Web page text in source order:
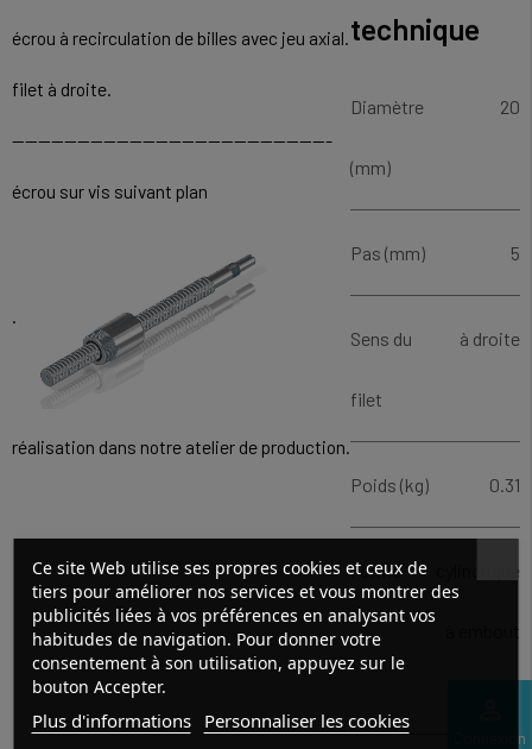
Connexion
écrou à recirculation de billes avec jeu axial.
filet à droite.
-------------------------------------------------
écrou sur vis suivant plan
réalisation dans notre atelier de production.
technique
Diamètre
(mm)
20
Pas (mm) 5
Sens du
filet
à droite
Poids (kg) 0.31
Forme cylindrique
à embout
Ce site Web utilise ses propres cookies et ceux de
tiers pour améliorer nos services et vous montrer des
publicités liées à vos préférences en analysant vos
habitudes de navigation. Pour donner votre
consentement à son utilisation, appuyez sur le
bouton Accepter.
Plus d'informations Personnaliser les cookies